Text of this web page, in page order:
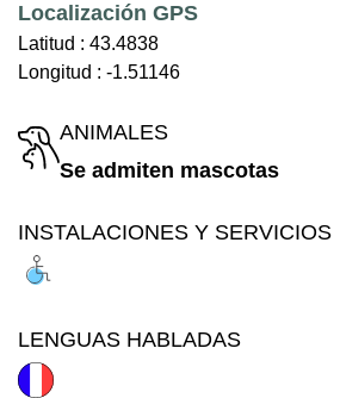
Localización GPS
Latitud : 43.4838
Longitud : -1.51146
ANIMALES
Se admiten mascotas
INSTALACIONES Y SERVICIOS
LENGUAS HABLADAS